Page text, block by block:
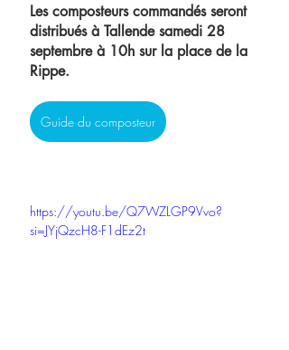
Les composteurs commandés seront
distribués à Tallende samedi 28
septembre à 10h sur la place de la
Rippe.
Guide du composteur
https://youtu.be/Q7WZLGP9Vvo?
si=JYjQzcH8-F1dEz2t